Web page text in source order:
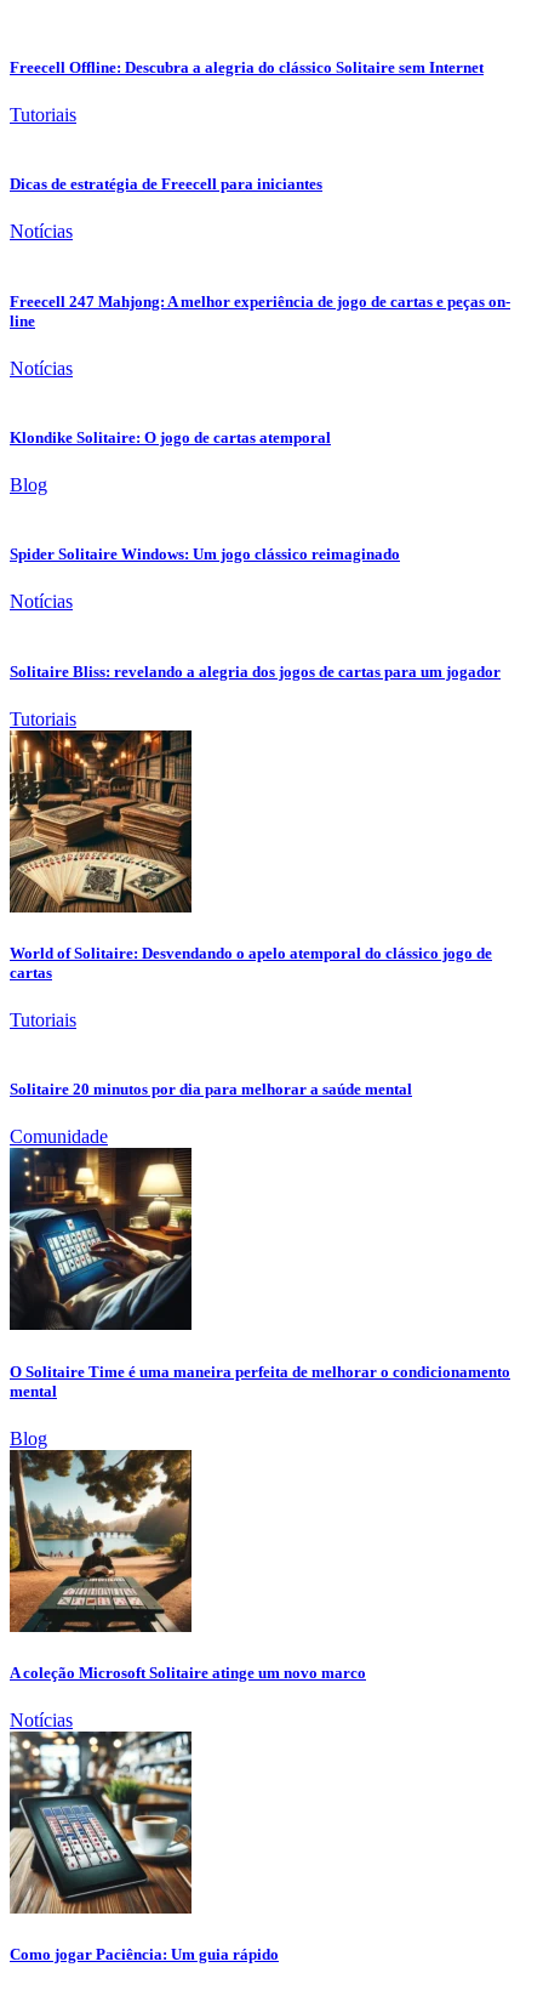
Freecell Offline: Descubra a alegria do clássico Solitaire sem Internet
Tutoriais
Dicas de estratégia de Freecell para iniciantes
Notícias
Freecell 247 Mahjong: A melhor experiência de jogo de cartas e peças on-
line
Notícias
Klondike Solitaire: O jogo de cartas atemporal
Blog
Spider Solitaire Windows: Um jogo clássico reimaginado
Notícias
Solitaire Bliss: revelando a alegria dos jogos de cartas para um jogador
Tutoriais
World of Solitaire: Desvendando o apelo atemporal do clássico jogo de
cartas
Tutoriais
Solitaire 20 minutos por dia para melhorar a saúde mental
Comunidade
O Solitaire Time é uma maneira perfeita de melhorar o condicionamento
mental
Blog
A coleção Microsoft Solitaire atinge um novo marco
Notícias
Como jogar Paciência: Um guia rápido